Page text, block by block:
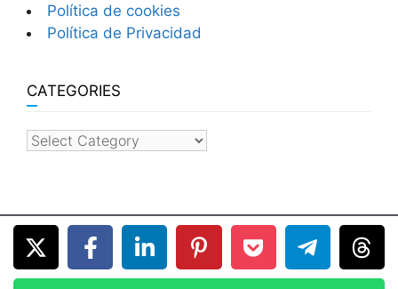
Política de cookies
Política de Privacidad
CATEGORIES
categories
© 2026 Hoteles en Cuba• Built with GeneratePress